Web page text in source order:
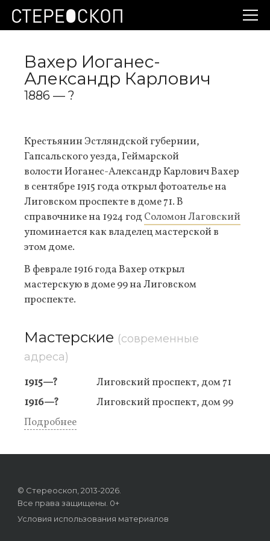
Вахер Иоганес-
Александр Карлович
1886 — ?
Крестьянин Эстляндской губернии,
Гапсальского уезда, Геймарской
волости Иоганес-Александр Карлович Вахер
в сентябре 1915 года открыл фотоателье на
Лиговском проспекте в доме 71. В
справочнике на 1924 годСоломон Лаговский
упоминается как владелец мастерской в
этом доме.
В феврале 1916 года Вахер открыл
мастерскую в доме 99 на Лиговском
проспекте.
Мастерские (современные
адреса)
1915—?
Лиговский проспект, дом 71
1916—?
Лиговский проспект, дом 99
Подробнее
© Стереоскоп, 2013-2026.
Все права защищены. 0+
Условия использования материалов